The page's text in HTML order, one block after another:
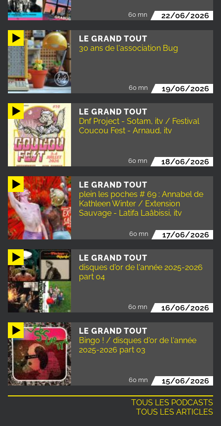
60 mn 22/06/2026
LE GRAND TOUT
30 ans de l'association Bug
60 mn 19/06/2026
LE GRAND TOUT
Dnf Project - Sotam, itv / Festival
Coucou Fest - Arnaud, itv
60 mn 18/06/2026
LE GRAND TOUT
plein les poches # 69 : Annabel de
Kathleen Winter / Extension
Sauvage - Latifa Laâbissi, itv
60 mn 17/06/2026
LE GRAND TOUT
disques d'or de l'année 2025-2026
part 04
60 mn 16/06/2026
LE GRAND TOUT
Bingo ! / disques d'or de l'année
2025-2026 part 03
60 mn 15/06/2026
TOUS LES PODCASTS
TOUS LES ARTICLES